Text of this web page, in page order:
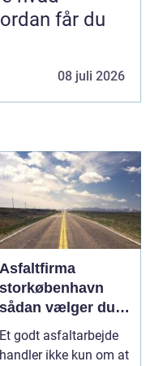
får du
08 juli 2026
Asfaltfirma
storkøbenhavn
sådan vælger du
den rette
samarbejdspartner
Et godt asfaltarbejde
handler ikke kun om at